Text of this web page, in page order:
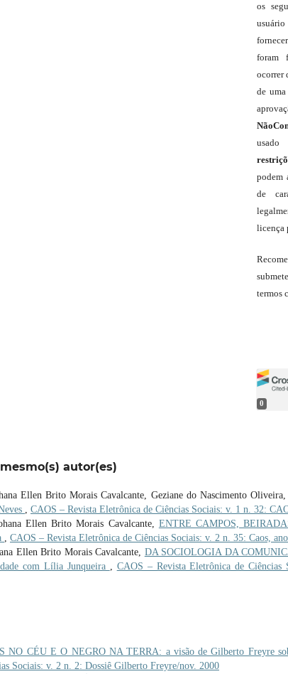
os
foram
ocorrer
de
podem
de
licença
termos
0
autor(es)
Ellen Brito Morais Cavalcante, Geziane do Nascimento Oliveira,
, CAOS – Revista Eletrônica de Ciências Sociais: v. 1 n. 32:
Ellen Brito Morais Cavalcante, ENTRE CAMPOS,
, CAOS – Revista Eletrônica de Ciências Sociais: v. 2 n. 35: Caos,
Ellen Brito Morais Cavalcante, DA SOCIOLOGIA DA
com Lília Junqueira , CAOS – Revista Eletrônica de
NO CÉU E O NEGRO NA TERRA: a visão de Gilberto Freyre
Sociais: v. 2 n. 2: Dossiê Gilberto Freyre/nov. 2000